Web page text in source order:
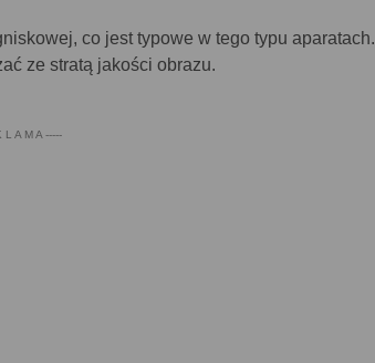
co jest typowe w tego typu aparatach.
ze stratą jakości obrazu.
L A M A -----